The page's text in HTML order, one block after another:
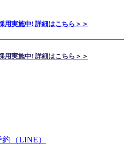
用実施中! 詳細はこちら＞＞
用実施中! 詳細はこちら＞＞
（LINE）
プ
ニュース